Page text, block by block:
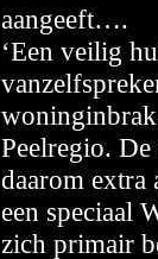
aangeeft….
‘Een veilig
Peelregio.
daarom extra
een speciaal
zich primair